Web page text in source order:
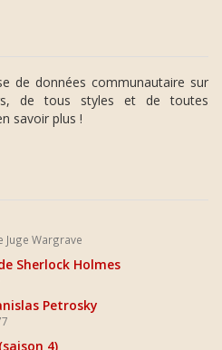
de données communautaire sur
de tous styles et de toutes
savoir plus !
Juge Wargrave
Sherlock Holmes
Petrosky
4)